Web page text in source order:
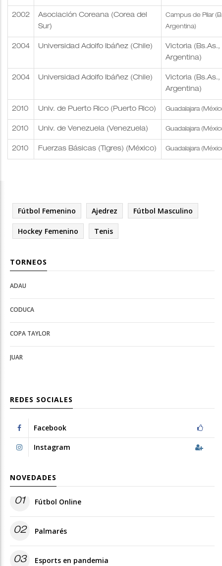
2002
Asociación Coreana (Corea del
Sur)
Campus de Pilar
Argentina)
2004 Universidad Adolfo Ibáñez (Chile)
Victoria (Bs.As.,
Argentina)
2004 Universidad Adolfo Ibáñez (Chile)
Victoria (Bs.As.,
Argentina)
2010 Univ. de Puerto Rico (Puerto Rico) Guadalajara
2010 Univ. de Venezuela (Venezuela) Guadalajara
2010 Fuerzas Básicas (Tigres) (México) Guadalajara
Fútbol Femenino Ajedrez Fútbol Masculino
Hockey Femenino Tenis
TORNEOS
Open
Deportes
configuration
options
Open
configuration
options
ADAU
CODUCA
COPA TAYLOR
JUAR
REDES SOCIALES
Facebook
Instagram
NOVEDADES
01 Fútbol Online
02 Palmarés
03 Esports en pandemia